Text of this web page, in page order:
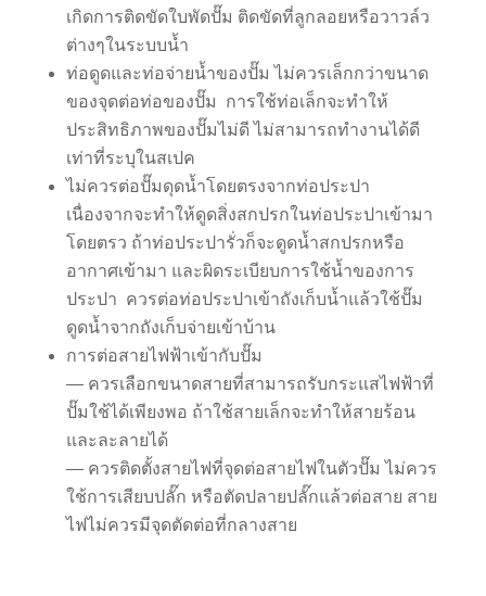
เกิดการติดขัดใบพัดปั๊ม ติดขัดที่ลูกลอยหรือวาวล์ว
ต่างๆในระบบน้ำ
ท่อดูดและท่อจ่ายน้ำของปั๊ม ไม่ควรเล็กกว่าขนาด
ของจุดต่อท่อของปั๊ม การใช้ท่อเล็กจะทำให้
ประสิทธิภาพของปั๊มไม่ดี ไม่สามารถทำงานได้ดี
เท่าที่ระบุในสเปค
ไม่ควรต่อปั๊มดุดน้ำโดยตรงจากท่อประปา
เนื่องจากจะทำให้ดูดสิ่งสกปรกในท่อประปาเข้ามา
โดยตรว ถ้าท่อประปารั่วก็จะดูดน้ำสกปรกหรือ
อากาศเข้ามา และผิดระเบียบการใช้น้ำของการ
ประปา ควรต่อท่อประปาเข้าถังเก็บน้ำแล้วใช้ปั๊ม
ดูดน้ำจากถังเก็บจ่ายเข้าบ้าน
การต่อสายไฟฟ้าเข้ากับปั๊ม
— ควรเลือกขนาดสายที่สามารถรับกระแสไฟฟ้าที่
ปั๊มใช้ได้เพียงพอ ถ้าใช้สายเล็กจะทำให้สายร้อน
และละลายได้
— ควรติดตั้งสายไฟที่จุดต่อสายไฟในตัวปั๊ม ไม่ควร
ใช้การเสียบปลั๊ก หรือตัดปลายปลั๊กแล้วต่อสาย สาย
ไฟไม่ควรมีจุดตัดต่อที่กลางสาย